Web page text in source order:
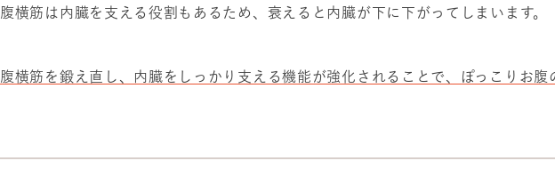
腹横筋は内臓を支える役割もあるため、衰えると内臓が下に下がってしまいます。
腹横筋を鍛え直し、内臓をしっかり支える機能が強化されることで、ぽっこりお腹